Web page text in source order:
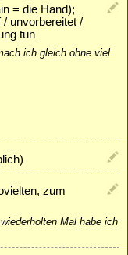
= die Hand);
unvorbereitet /
tun
ich gleich ohne viel
)
zum
Mal habe ich